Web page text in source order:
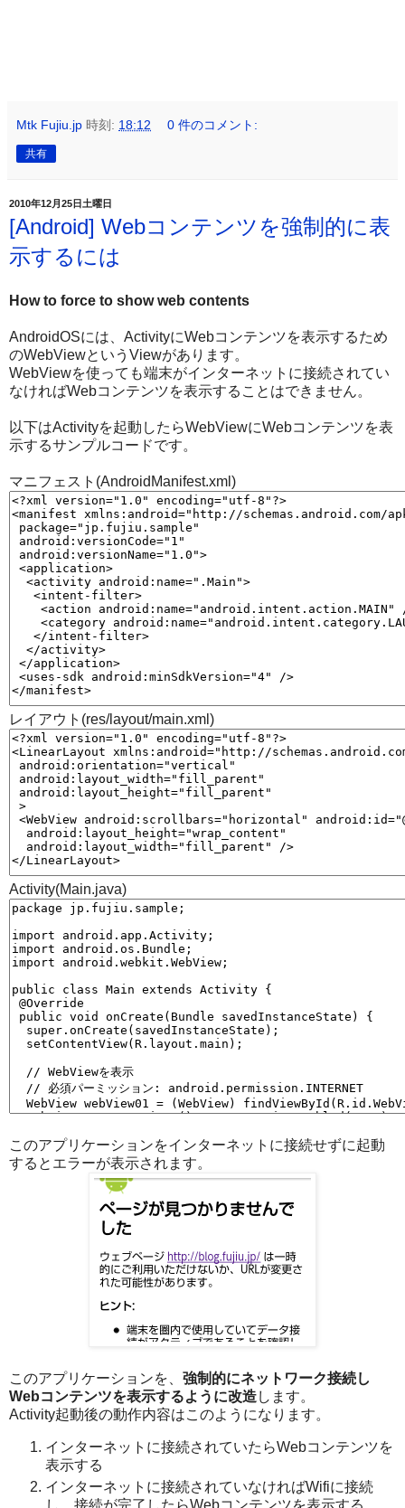
Mtk Fujiu.jp 時刻: 18:12 0 件のコメント:
共有
2010年12月25日土曜日
[Android] Webコンテンツを強制的に表
示するには
How to force to show web contents
AndroidOSには、ActivityにWebコンテンツを表示するため
のWebViewというViewがあります。
WebViewを使っても端末がインターネットに接続されてい
なければWebコンテンツを表示することはできません。
以下はActivityを起動したらWebViewにWebコンテンツを表
示するサンプルコードです。
マニフェスト(AndroidManifest.xml)
レイアウト(res/layout/main.xml)
Activity(Main.java)
このアプリケーションをインターネットに接続せずに起動
するとエラーが表示されます。
このアプリケーションを、 強制的にネットワーク接続し
Webコンテンツを表示するように改造します。
Activity起動後の動作内容はこのようになります。
インターネットに接続されていたらWebコンテンツを
表示する
インターネットに接続されていなければWifiに接続
し、接続が完了したらWebコンテンツを表示する